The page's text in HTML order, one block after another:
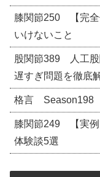
膝関節250 【完全
いけないこと
股関節389 人工股
遅すぎ問題を徹底
格言 Season198
膝関節249 【実例
体験談5選